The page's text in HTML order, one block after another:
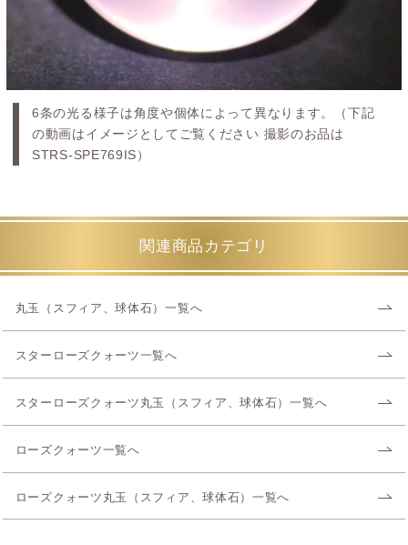
6条の光る様子は角度や個体によって異なります。（下記
の動画はイメージとしてご覧ください 撮影のお品は
STRS-SPE769IS）
関連商品カテゴリ
丸玉（スフィア、球体石）一覧へ
スターローズクォーツ一覧へ
スターローズクォーツ丸玉（スフィア、球体石）一覧へ
ローズクォーツ一覧へ
ローズクォーツ丸玉（スフィア、球体石）一覧へ